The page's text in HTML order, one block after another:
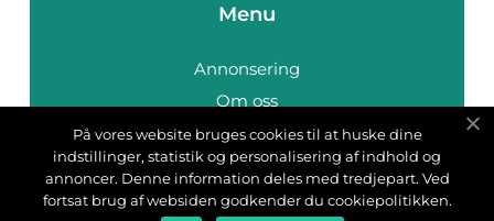
Menu
Annonsering
Om oss
Cookies
Kontakta oss
Sitemap
På vores website bruges cookies til at huske dine
indstillinger, statistik og personalisering af indhold og
annoncer. Denne information deles med tredjepart. Ved
fortsat brug af websiden godkender du cookiepolitikken.